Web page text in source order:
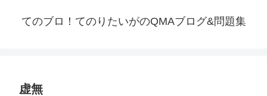
てのブロ！てのりたいがのQMAブログ&問題集
虚無